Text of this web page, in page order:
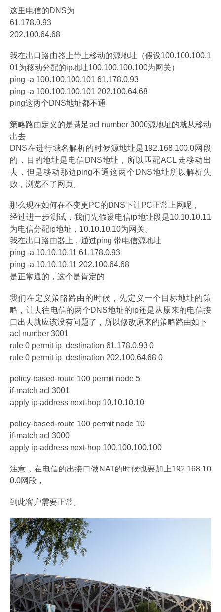
这里电信的DNS为
61.178.0.93
202.100.64.68
我在出口路由器上带上移动的源地址（假设100.100.100.1
01为移动分配的ip地址100.100.100.100为网关）
ping -a 100.100.100.101 61.178.0.93
ping -a 100.100.100.101 202.100.64.68
ping这两个DNS地址都不通
策略路由定义的是满足acl number 3000源地址的就从移动
出去
DNS在进行域名解析的时候源地址是192.168.100.0网段
的，目的地址是电信DNS地址，所以匹配ACL 走移动出
去，但是移动那边ping不通这两个DNS地址所以解析失
败，浏览不了网页。
那么现在如何在不变更PC的DNS下让PC正常上网呢，
经过进一步测试，我们先假设电信ip地址段是10.10.10.11
为电信分配ip地址，10.10.10.10为网关。
我在出口路由器上，通过ping 带电信源地址
ping -a 10.10.10.11 61.178.0.93
ping -a 10.10.10.11 202.100.64.68
是正常通的，这个是肯定的
我们在定义策略路由的时候，先定义一个目标地址的策
略，让去往电信的两个DNS地址的ip还是从原来的电信接
口出去就应该没有问题了，所以修改原来的策略路由如下
acl number 3001
rule 0 permit ip destination 61.178.0.93 0
rule 0 permit ip destination 202.100.64.68 0
policy-based-route 100 permit node 5
if-match acl 3001
apply ip-address next-hop 10.10.10.10
policy-based-route 100 permit node 10
if-match acl 3000
apply ip-address next-hop 100.100.100.100
注意，在电信的出接口做NAT的时候也要加上192.168.10
0.0网段，
到此客户需要正常。